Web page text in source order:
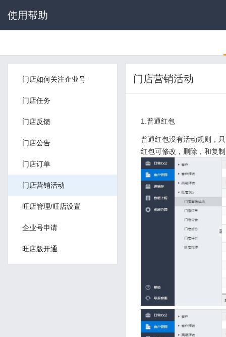
使用帮助
门店如何关注企业号
门店任务
门店反馈
门店公告
门店订单
门店营销活动
旺店管理/旺店设置
企业号申请
旺店版开通
门店营销活动
1.普通红包
普通红包没有活动规则，
红包可修改，删除，和复制